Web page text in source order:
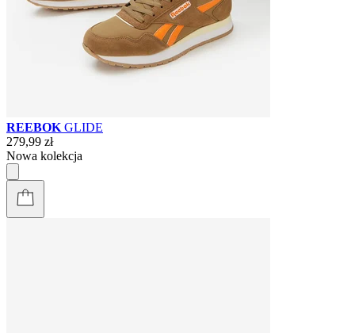
REEBOK GLIDE
279,99 zł
Nowa kolekcja